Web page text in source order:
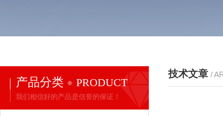
产品分类 PRODUCT
我们相信好的产品是信誉的保证！
技术文章 /